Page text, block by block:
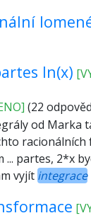
ln(x)
(22
od Marka
racionálních
... partes, 2*x
vyjít integrace